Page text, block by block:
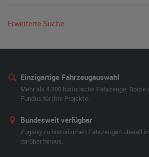
Erweiterte Suche
Einzigartige Fahrzeugauswahl
Mehr als 4.300 historische Fahrzeuge, Boote
Fundus für Ihre Projekte.
Bundesweit verfügbar
Zugang zu historischen Fahrzeugen überall
darüber hinaus.